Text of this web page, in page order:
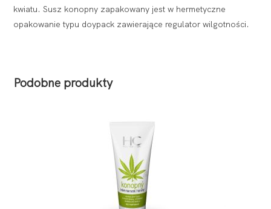
kwiatu. Susz konopny zapakowany jest w hermetyczne
opakowanie typu doypack zawierające regulator wilgotności.
Podobne produkty